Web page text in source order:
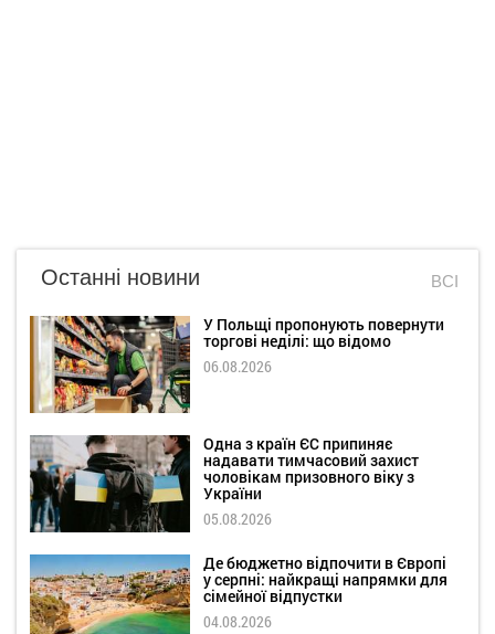
Останні новини ВСІ
У Польщі пропонують повернути
торгові неділі: що відомо
06.08.2026
Одна з країн ЄС припиняє
надавати тимчасовий захист
чоловікам призовного віку з
України
05.08.2026
Де бюджетно відпочити в Європі
у серпні: найкращі напрямки для
сімейної відпустки
04.08.2026